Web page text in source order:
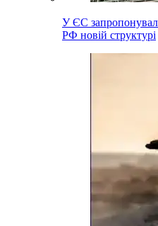
У ЄС
РФ новій структурі